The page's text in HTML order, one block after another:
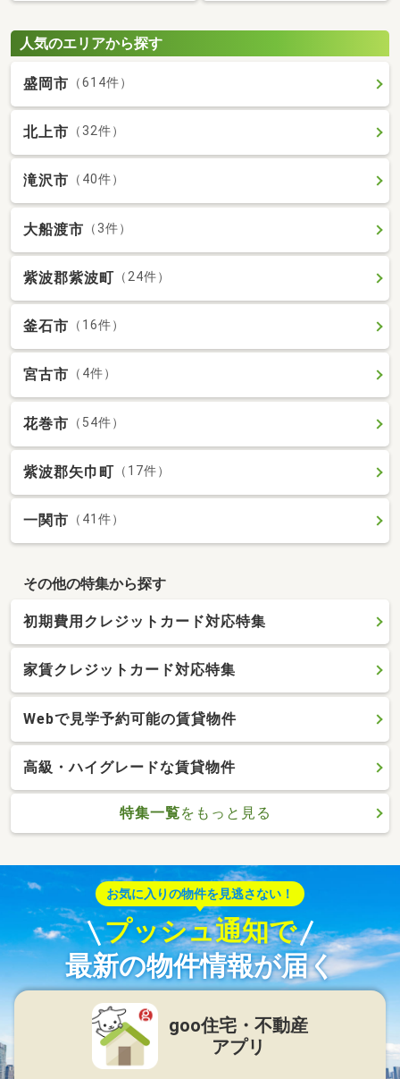
人気のエリアから探す
盛岡市 （614件）
北上市 （32件）
滝沢市 （40件）
大船渡市 （3件）
紫波郡紫波町 （24件）
釜石市 （16件）
宮古市 （4件）
花巻市 （54件）
紫波郡矢巾町 （17件）
一関市 （41件）
その他の特集から探す
初期費用クレジットカード対応特集
家賃クレジットカード対応特集
Webで見学予約可能の賃貸物件
高級・ハイグレードな賃貸物件
特集一覧をもっと見る
お気に入りの物件を見逃さない！
プッシュ通知で
最新の物件情報が届く
goo住宅・不動産
アプリ